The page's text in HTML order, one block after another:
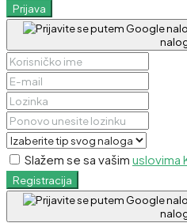
Prijava
Slažem se sa vašim uslovima
Registracija